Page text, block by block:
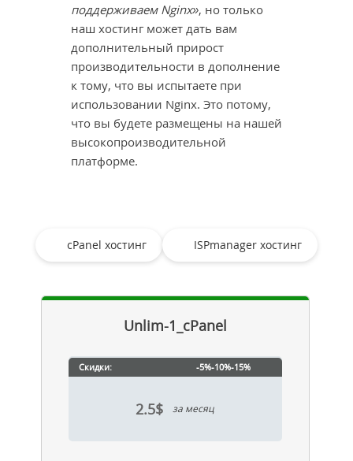
поддерживаем Nginx», но только
наш хостинг может дать вам
дополнительный прирост
производительности в дополнение
к тому, что вы испытаете при
использовании Nginx. Это потому,
что вы будете размещены на нашей
высокопроизводительной
платформе.
cPanel хостинг ISPmanager хостинг
Unlim-1_cPanel
Скидки: -5%-10%-15%
2.5$ за месяц